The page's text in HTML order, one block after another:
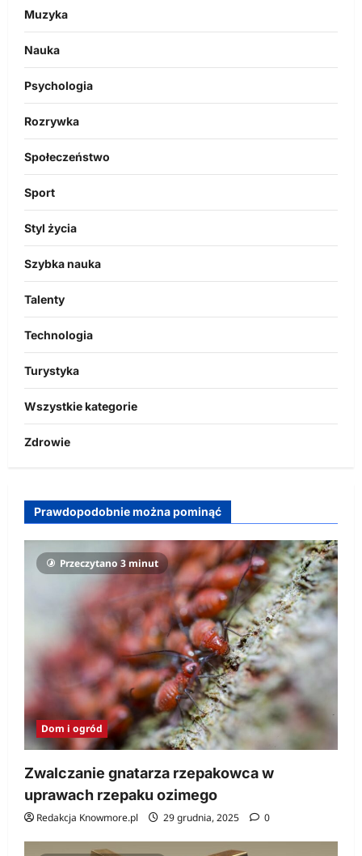
Muzyka
Nauka
Psychologia
Rozrywka
Społeczeństwo
Sport
Styl życia
Szybka nauka
Talenty
Technologia
Turystyka
Wszystkie kategorie
Zdrowie
Prawdopodobnie można pominąć
Przeczytano 3 minut
Dom i ogród
Zwalczanie gnatarza rzepakowca w
uprawach rzepaku ozimego
Redakcja Knowmore.pl 29 grudnia, 2025 0